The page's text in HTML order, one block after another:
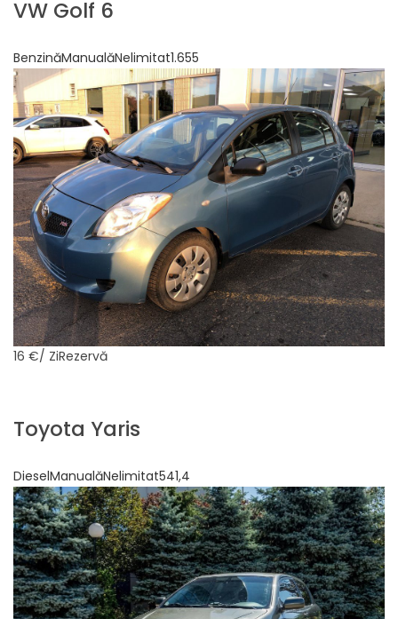
VW Golf 6
BenzinăManualăNelimitat1.655
16 €/ ZiRezervă
Toyota Yaris
DieselManualăNelimitat541,4